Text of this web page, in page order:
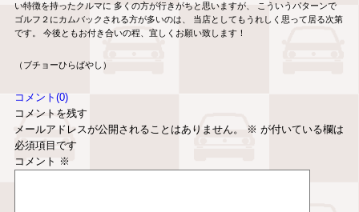
い特徴を持ったクルマに 多くの方が行きがちと思いますが、 こういうパターンで
ゴルフ２にカムバックされる方が多いのは、 当店としてもうれしく思って居る次第
です。 今後ともお付き合いの程、宜しくお願い致します！
（ブチョーひらばやし）
コメント(0)
コメントを残す
メールアドレスが公開されることはありません。
※ が付いている欄は
必須項目です
コメント ※